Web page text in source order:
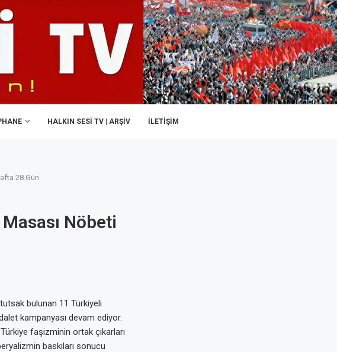
HALKIN SESI TV | ARŞİV İLETIŞIM
28.Gün
Nöbeti
bulunan 11 Türkiyeli
kampanyası devam ediyor.
faşizminin ortak çıkarları
baskıları sonucu